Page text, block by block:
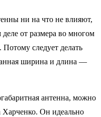
ни на что не влияют,
от размера во многом
Потому следует делать
ширина и длина —
антенна, можно
Харченко. Он идеально